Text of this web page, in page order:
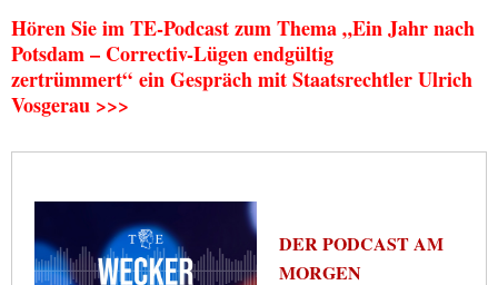
Hören Sie im TE-Podcast zum Thema „Ein Jahr nach
Potsdam – Correctiv-Lügen endgültig
zertrümmert“ ein Gespräch mit Staatsrechtler Ulrich
Vosgerau >>>
DER PODCAST AM
MORGEN